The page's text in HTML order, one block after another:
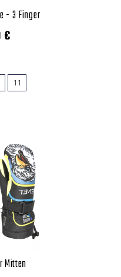
- 3 Finger
€
11
Mitten